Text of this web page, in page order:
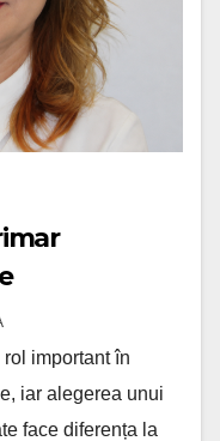
important în
iar alegerea unui
face diferența la